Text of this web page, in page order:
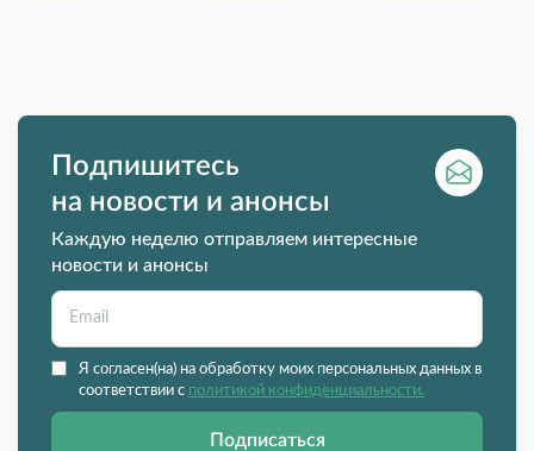
Подпишитесь
на новости и анонсы
Каждую неделю отправляем интересные
новости и анонсы
Я согласен(на) на обработку моих персональных данных в
соответствии с политикой конфиденциальности.
Подписаться